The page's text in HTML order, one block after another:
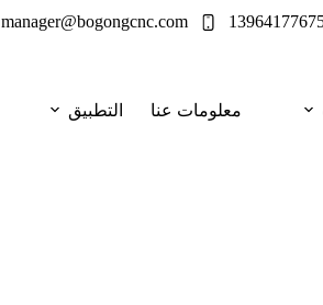
manager@bogongcnc.com
معلومات عنا التطبيق